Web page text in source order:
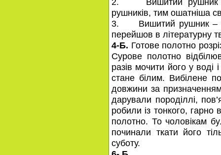
рушників, тим ошатніша
3. Вишитий рушник – це
перейшов в літературну
4-Б. Готове полотно
Сурове полотно
разів мочити його у
стане білим. Вибілене
довжини за
дарували породіллі,
робили із тонкого, гарно
полотно. То чоловікам
починали ткати його
суботу.